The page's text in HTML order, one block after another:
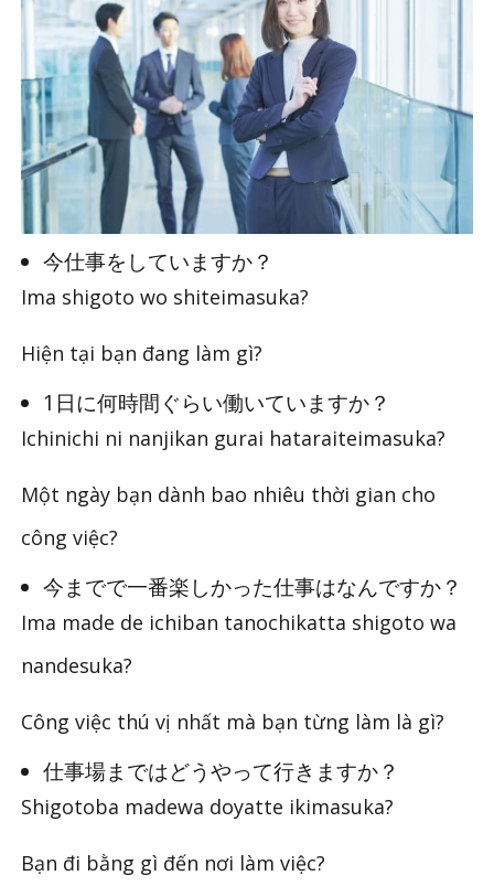
今仕事をしていますか？
Ima shigoto wo shiteimasuka?
Hiện tại bạn đang làm gì?
1日に何時間ぐらい働いていますか？
Ichinichi ni nanjikan gurai hataraiteimasuka?
Một ngày bạn dành bao nhiêu thời gian cho
công việc?
今までで一番楽しかった仕事はなんですか？
Ima made de ichiban tanochikatta shigoto wa
nandesuka?
Công việc thú vị nhất mà bạn từng làm là gì?
仕事場まではどうやって行きますか？
Shigotoba madewa doyatte ikimasuka?
Bạn đi bằng gì đến nơi làm việc?